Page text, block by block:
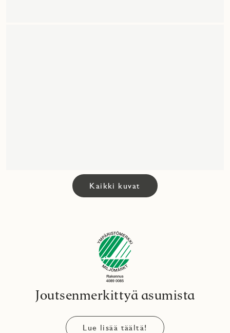
Kaikki kuvat
Joutsenmerkittyä asumista
Lue lisää täältä!